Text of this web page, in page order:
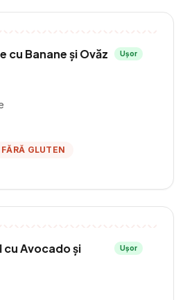
Banane și Ovăz Ușor
FĂRĂ GLUTEN
Avocado și
Ușor